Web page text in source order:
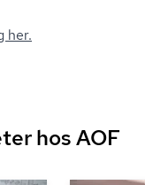
her.
hos AOF